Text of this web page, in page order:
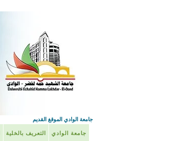
جامعة الوادي الموقغ القديم
جامعة الوادي التعريف بالخلية